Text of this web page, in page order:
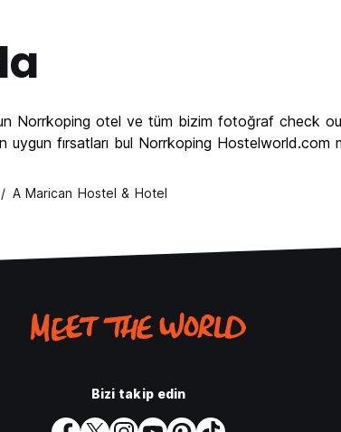
Norrkoping otel ve tüm bizim fotoğraf check
fırsatları bul Norrkoping Hostelworld.com
A Marican Hostel & Hotel
Bizi takip edin